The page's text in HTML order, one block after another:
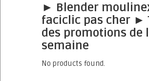
► Blender
faciclic pas cher ►
des promotions de
semaine
No products found.